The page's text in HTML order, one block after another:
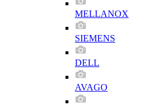
MELLANOX
SIEMENS
DELL
AVAGO